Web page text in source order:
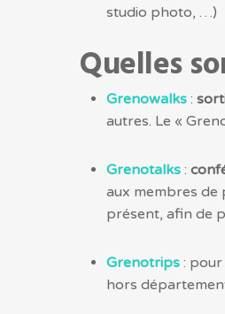
studio photo, …)
Quelles
Grenowalks :
autres. Le «
Grenotalks :
aux membres de
présent, afin de
Grenotrips : pour
hors